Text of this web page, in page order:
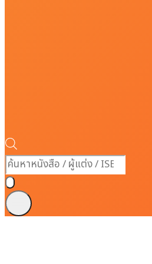
Products
search